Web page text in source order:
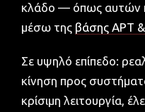
κλάδο — όπως αυτών
μέσω της βάσης APT
Σε υψηλό επίπεδο:
κίνηση προς
κρίσιμη λειτουργία,